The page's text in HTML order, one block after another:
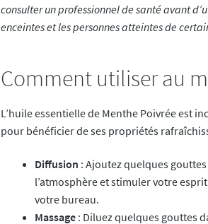
consulter un professionnel de santé avant
enceintes et les personnes atteintes de
Comment utiliser au
L’huile essentielle de Menthe Poivrée est
pour bénéficier de ses propriétés
Diffusion : Ajoutez quelques
l’atmosphère et stimuler votre
votre bureau.
Massage: Diluez quelques gouttes